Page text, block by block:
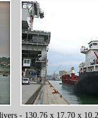
- 130,76 x 17,70 x